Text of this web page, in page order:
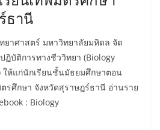
ธานี
าศาสตร์ มหาวิทยาลัยมหิดล จัด
ฏิบัติการทางชีววิทยา (Biology
ให้แก่นักเรียนชั้นมัธยมศึกษาตอน
รศึกษา จังหวัดสุราษฎร์ธานี อ่านราย
: Biology